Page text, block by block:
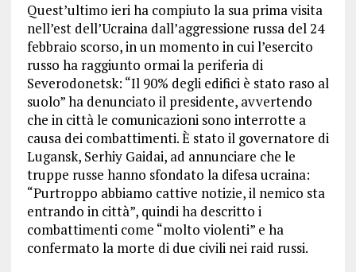
Quest’ultimo ieri ha compiuto la sua prima visita
nell’est dell’Ucraina dall’aggressione russa del 24
febbraio scorso, in un momento in cui l’esercito
russo ha raggiunto ormai la periferia di
Severodonetsk: “Il 90% degli edifici è stato raso al
suolo” ha denunciato il presidente, avvertendo
che in città le comunicazioni sono interrotte a
causa dei combattimenti. È stato il governatore di
Lugansk, Serhiy Gaidai, ad annunciare che le
truppe russe hanno sfondato la difesa ucraina:
“Purtroppo abbiamo cattive notizie, il nemico sta
entrando in città”, quindi ha descritto i
combattimenti come “molto violenti” e ha
confermato la morte di due civili nei raid russi.